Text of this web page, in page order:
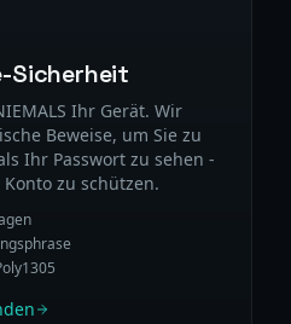
Sicherheit
Ihr Gerät. Wir
Beweise, um Sie zu
Ihr Passwort zu sehen -
zu schützen.